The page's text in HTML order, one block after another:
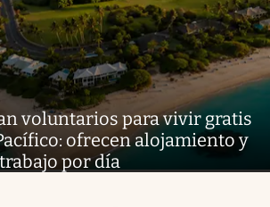
voluntarios para vivir gratis
ofrecen alojamiento y
por día